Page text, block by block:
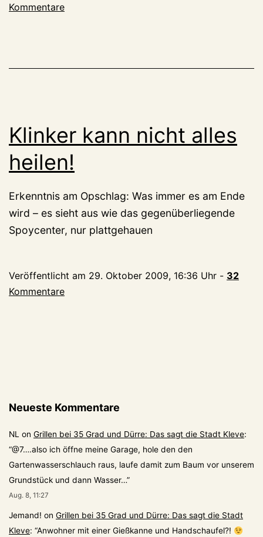
Kommentare
Klinker kann nicht alles
heilen!
Erkenntnis am Opschlag: Was immer es am Ende
wird – es sieht aus wie das gegenüberliegende
Spoycenter, nur plattgehauen
Veröffentlicht am 29. Oktober 2009, 16:36 Uhr - 32
Kommentare
Neueste Kommentare
NL on Grillen bei 35 Grad und Dürre: Das sagt die Stadt Kleve:
“@7….also ich öffne meine Garage, hole den den
Gartenwasserschlauch raus, laufe damit zum Baum vor unserem
Grundstück und dann Wasser…”
Aug. 8, 11:27
Jemand! on Grillen bei 35 Grad und Dürre: Das sagt die Stadt
Kleve: “Anwohner mit einer Gießkanne und Handschaufel?!